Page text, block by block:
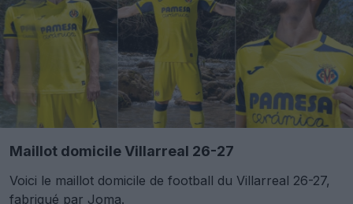
Maillot domicile Villarreal 26-27
Voici le maillot domicile de football du Villarreal 26-27,
fabriqué par Joma.